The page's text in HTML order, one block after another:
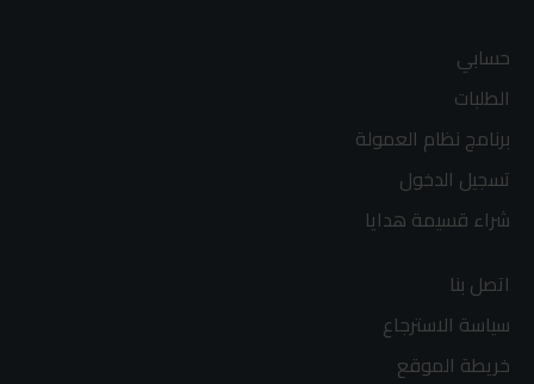
حسابي
الطلبات
برنامج نظام العمولة
تسجيل الدخول
شراء قسيمة هدايا
اتصل بنا
سياسة الاسترجاع
خريطة الموقع